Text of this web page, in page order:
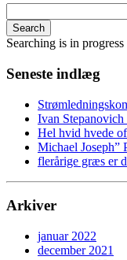
Search
Searching is in progress
Seneste indlæg
Ivan
Hel hvid hvede
Michael Joseph”
flerårige græs er
Arkiver
januar 2022
december 2021